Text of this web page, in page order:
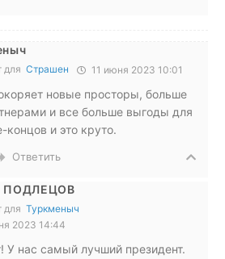
для Страшен 11 июня 2023 10:01
новые просторы, больше
и все больше выгоды для
и это круто.
Ответить
ПОДЛЕЦОВ
для Туркменыч
2023 14:44
У нас самый лучший президент.